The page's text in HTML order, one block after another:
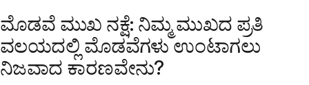
ಮೊಡವೆ ಮುಖ ನಕ್ಷೆ: ನಿಮ್ಮ ಮುಖದ ಪ್ರತಿ
ವಲಯದಲ್ಲಿ ಮೊಡವೆಗಳು ಉಂಟಾಗಲು
ನಿಜವಾದ ಕಾರಣವೇನು?